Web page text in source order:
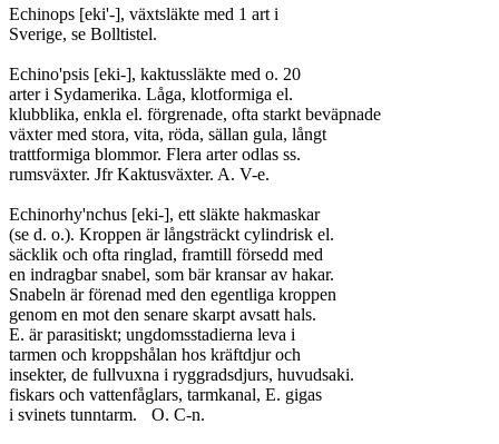
Echinops [eki'-], växtsläkte med 1 art i
Sverige, se Bolltistel.
Echino'psis [eki-], kaktussläkte med o. 20
arter i Sydamerika. Låga, klotformiga el.
klubblika, enkla el. förgrenade, ofta starkt beväpnade
växter med stora, vita, röda, sällan gula, långt
trattformiga blommor. Flera arter odlas ss.
rumsväxter. Jfr Kaktusväxter. A. V-e.
Echinorhy'nchus [eki-], ett släkte hakmaskar
(se d. o.). Kroppen är långsträckt cylindrisk el.
säcklik och ofta ringlad, framtill försedd med
en indragbar snabel, som bär kransar av hakar.
Snabeln är förenad med den egentliga kroppen
genom en mot den senare skarpt avsatt hals.
E. är parasitiskt; ungdomsstadierna leva i
tarmen och kroppshålan hos kräftdjur och
insekter, de fullvuxna i ryggradsdjurs, huvudsaki.
fiskars och vattenfåglars, tarmkanal, E. gigas
i svinets tunntarm.	O. C-n.